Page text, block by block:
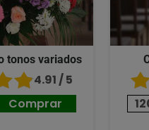
tonos variados
4.91 / 5
Comprar